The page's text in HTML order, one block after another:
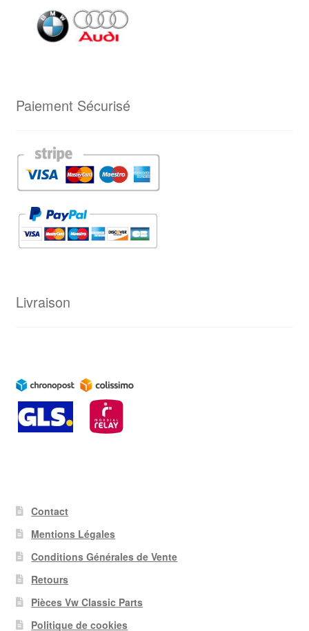
Paiement Sécurisé
Livraison
Contact
Mentions Légales
Conditions Générales de Vente
Retours
Pièces Vw Classic Parts
Politique de cookies